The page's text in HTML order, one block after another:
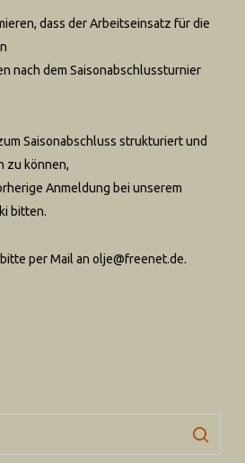
dass der Arbeitseinsatz für die
nach dem Saisonabschlussturnier
Saisonabschluss strukturiert und
zu können,
Anmeldung bei unserem
bitten.
per Mail an olje@freenet.de.